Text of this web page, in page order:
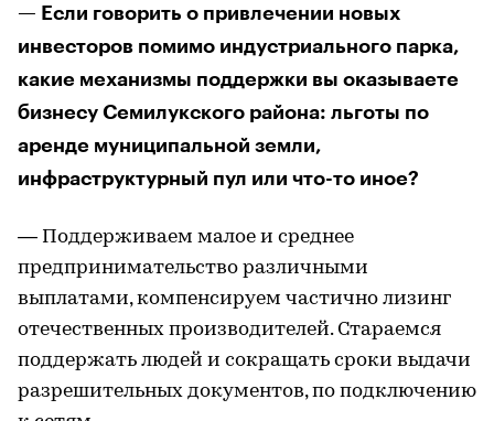
— Если говорить о привлечении новых
инвесторов помимо индустриального парка,
какие механизмы поддержки вы оказываете
бизнесу Семилукского района: льготы по
аренде муниципальной земли,
инфраструктурный пул или что-то иное?
— Поддерживаем малое и среднее
предпринимательство различными
выплатами, компенсируем частично лизинг
отечественных производителей. Стараемся
поддержать людей и сокращать сроки выдачи
разрешительных документов, по подключению